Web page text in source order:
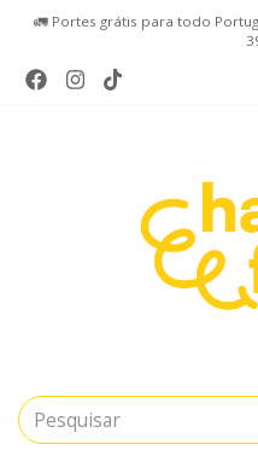
🚛 Portes grátis para todo